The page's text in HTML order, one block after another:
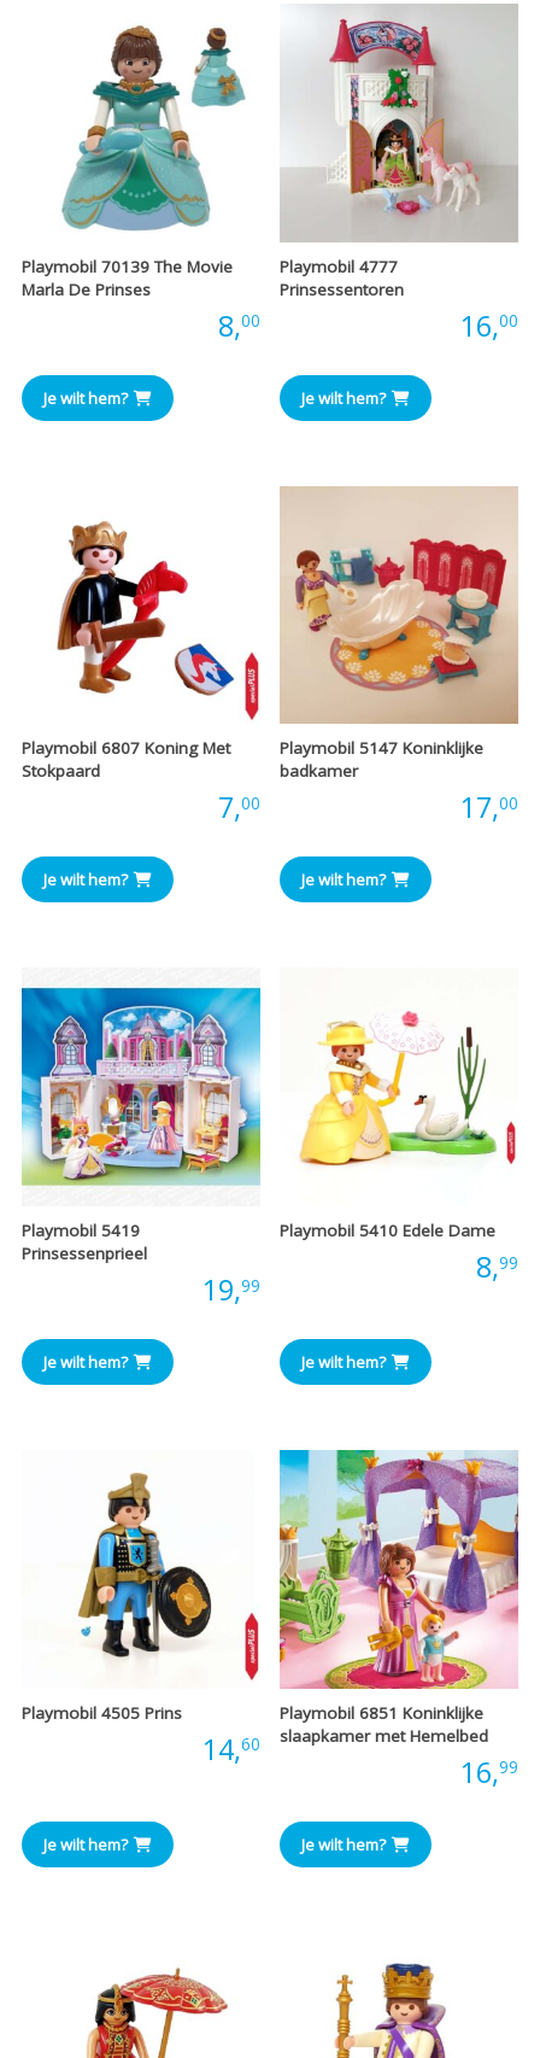
Playmobil 70139 The Movie
Marla De Prinses
8,00
Je wilt hem?
Playmobil 4777
Prinsessentoren
16,00
Je wilt hem?
Playmobil 6807 Koning Met
Stokpaard
7,00
Je wilt hem?
Playmobil 5147 Koninklijke
badkamer
17,00
Je wilt hem?
Playmobil 5419
Prinsessenprieel
19,99
Je wilt hem?
Playmobil 5410 Edele Dame
8,99
Je wilt hem?
Playmobil 4505 Prins
14,60
Je wilt hem?
Playmobil 6851 Koninklijke
slaapkamer met Hemelbed
16,99
Je wilt hem?